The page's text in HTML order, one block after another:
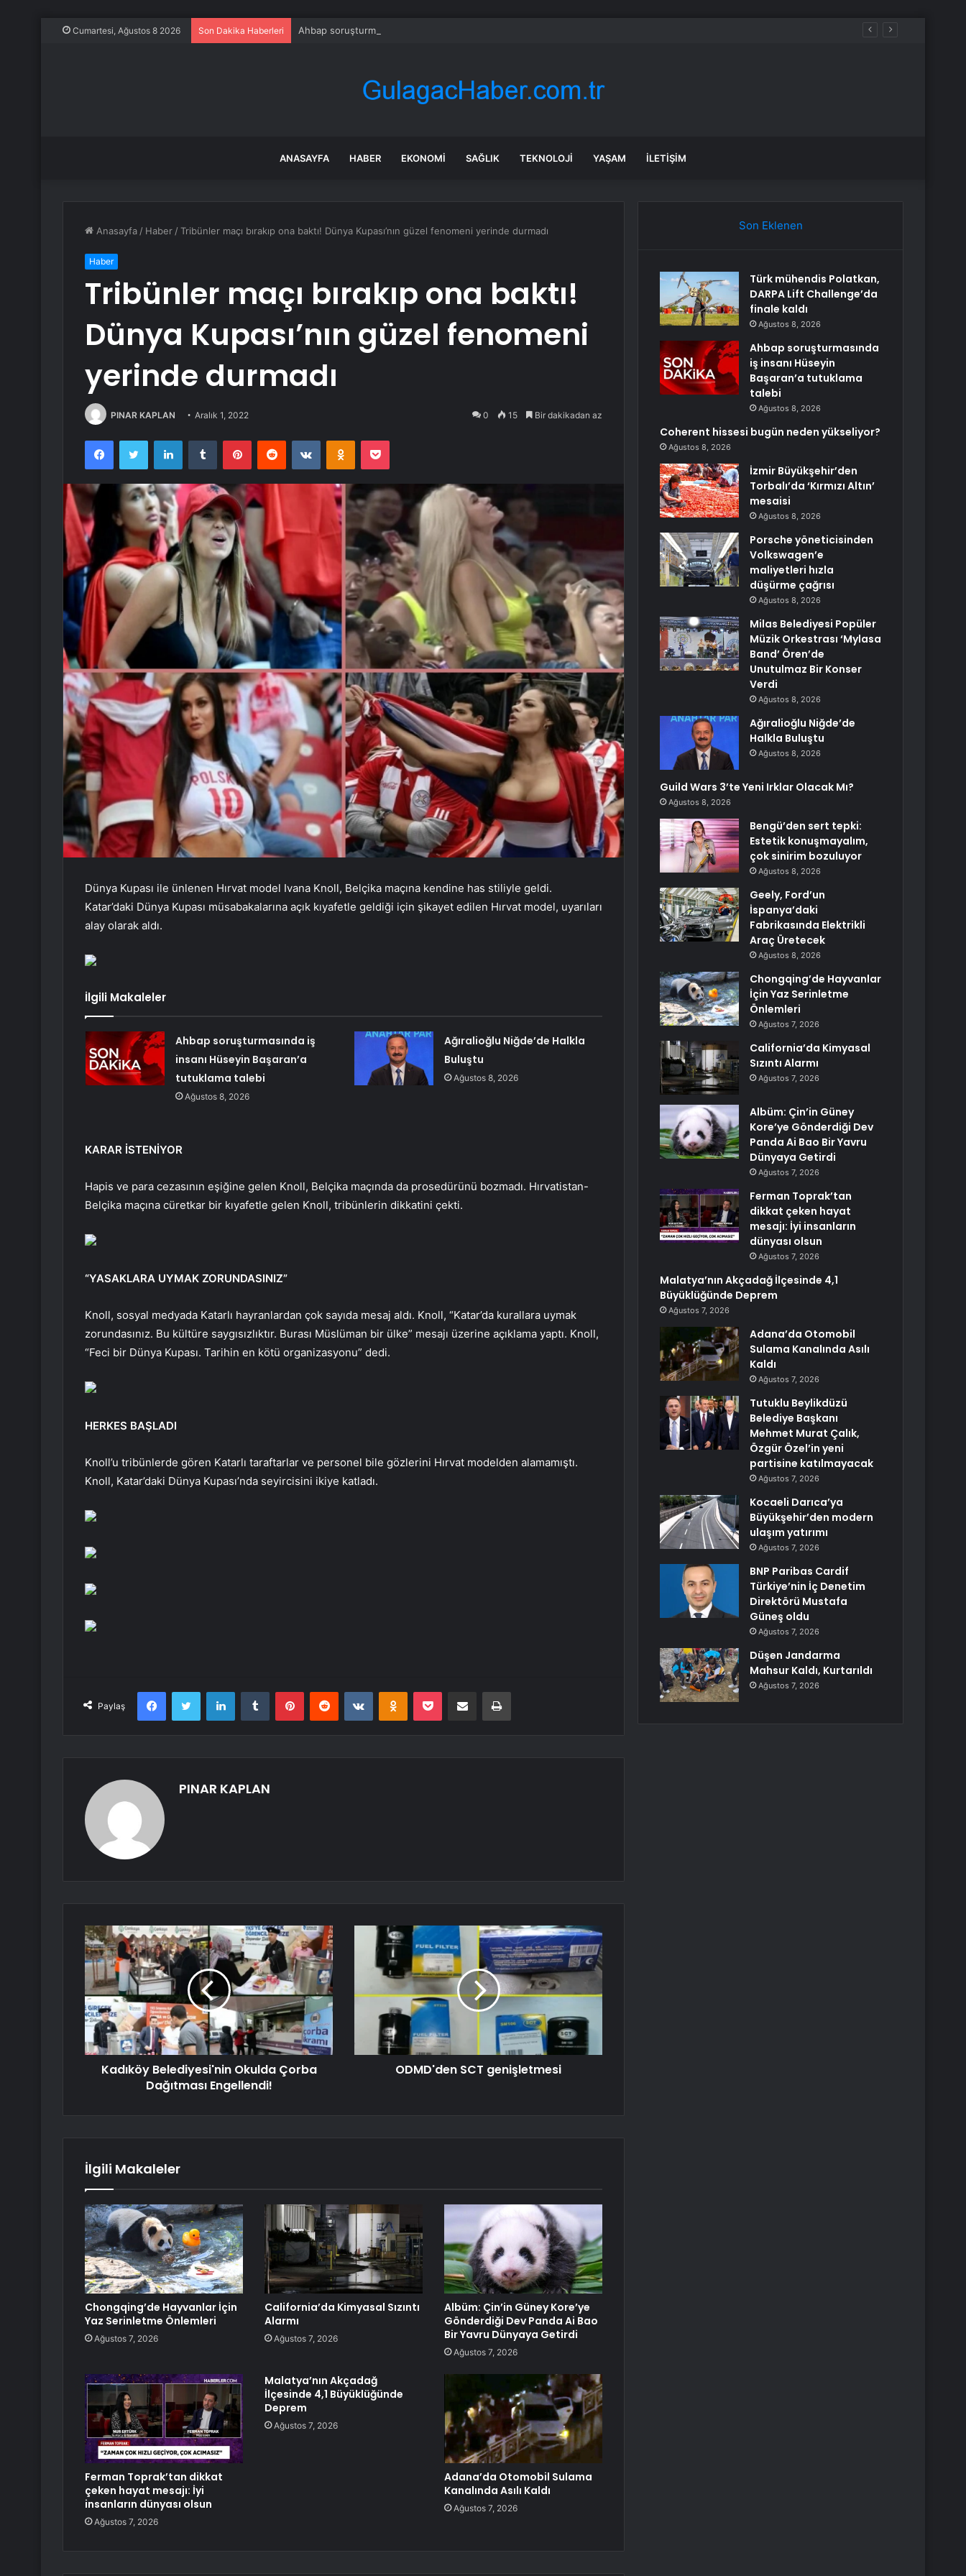
Cumartesi, Ağustos 8 2026 Son Dakika Haberleri Ahbap soruşturmasında iş insanı Hüseyin Başaran’a tutuklama talebi
ANASAYFA HABER EKONOMI SAĞLIK TEKNOLOJI YAŞAM İLETIŞIM
Anasayfa / Haber /Tribünler maçı bırakıp ona baktı! Dünya Kupası’nın güzel fenomeni yerinde durmadı
Haber
Tribünler maçı bırakıp ona baktı!
Dünya Kupası’nın güzel fenomeni
yerinde durmadı
PINAR KAPLAN Aralık 1, 2022 0 15 Bir dakikadan az
FacebookTwitter LinkedInTumblr PinterestReddit VKontakteOdnoklassniki
Pocket
Dünya Kupası ile ünlenen Hırvat model Ivana Knoll, Belçika maçına kendine has stiliyle geldi.
Katar’daki Dünya Kupası müsabakalarına açık kıyafetle geldiği için şikayet edilen Hırvat model, uyarıları
alay olarak aldı.
İlgili Makaleler
Ahbap soruşturmasında iş
insanı Hüseyin Başaran’a
tutuklama talebi
Ağustos 8, 2026
Ağıralioğlu Niğde’de Halkla
Buluştu
Ağustos 8, 2026
KARAR İSTENİYOR
Hapis ve para cezasının eşiğine gelen Knoll, Belçika maçında da prosedürünü bozmadı. Hırvatistan-
Belçika maçına cüretkar bir kıyafetle gelen Knoll, tribünlerin dikkatini çekti.
“YASAKLARA UYMAK ZORUNDASINIZ”
Knoll, sosyal medyada Katarlı hayranlardan çok sayıda mesaj aldı. Knoll, “Katar’da kurallara uymak
zorundasınız. Bu kültüre saygısızlıktır. Burası Müslüman bir ülke” mesajı üzerine açıklama yaptı. Knoll,
“Feci bir Dünya Kupası. Tarihin en kötü organizasyonu” dedi.
HERKES BAŞLADI
Knoll’u tribünlerde gören Katarlı taraftarlar ve personel bile gözlerini Hırvat modelden alamamıştı.
Knoll, Katar’daki Dünya Kupası’nda seyircisini ikiye katladı.
Paylaş
FacebookTwitter LinkedInTumblr PinterestReddit VKontakteOdnoklassniki
Pocket E-Posta ile paylaş Yazdır
PINAR KAPLAN
Kadıköy Belediyesi'nin Okulda Çorba
Dağıtması Engellendi!
ODMD'den SCT genişletmesi
İlgili Makaleler
Chongqing’de Hayvanlar İçin
Yaz Serinletme Önlemleri
Ağustos 7, 2026
California’da Kimyasal Sızıntı
Alarmı
Ağustos 7, 2026
Albüm: Çin’in Güney Kore’ye
Gönderdiği Dev Panda Ai Bao
Bir Yavru Dünyaya Getirdi
Ağustos 7, 2026
Ferman Toprak’tan dikkat
çeken hayat mesajı: İyi
insanların dünyası olsun
Ağustos 7, 2026
Malatya’nın Akçadağ
İlçesinde 4,1 Büyüklüğünde
Deprem
Ağustos 7, 2026
Adana’da Otomobil Sulama
Kanalında Asılı Kaldı
Ağustos 7, 2026
Son Eklenen
Türk mühendis Polatkan,
DARPA Lift Challenge’da
finale kaldı
Ağustos 8, 2026
Ahbap soruşturmasında
iş insanı Hüseyin
Başaran’a tutuklama
talebi
Ağustos 8, 2026
Coherent hissesi bugün neden yükseliyor?
Ağustos 8, 2026
İzmir Büyükşehir’den
Torbalı’da ‘Kırmızı Altın’
mesaisi
Ağustos 8, 2026
Porsche yöneticisinden
Volkswagen’e
maliyetleri hızla
düşürme çağrısı
Ağustos 8, 2026
Milas Belediyesi Popüler
Müzik Orkestrası ‘Mylasa
Band’ Ören’de
Unutulmaz Bir Konser
Verdi
Ağustos 8, 2026
Ağıralioğlu Niğde’de
Halkla Buluştu
Ağustos 8, 2026
Guild Wars 3’te Yeni Irklar Olacak Mı?
Ağustos 8, 2026
Bengü’den sert tepki:
Estetik konuşmayalım,
çok sinirim bozuluyor
Ağustos 8, 2026
Geely, Ford’un
İspanya’daki
Fabrikasında Elektrikli
Araç Üretecek
Ağustos 8, 2026
Chongqing’de Hayvanlar
İçin Yaz Serinletme
Önlemleri
Ağustos 7, 2026
California’da Kimyasal
Sızıntı Alarmı
Ağustos 7, 2026
Albüm: Çin’in Güney
Kore’ye Gönderdiği Dev
Panda Ai Bao Bir Yavru
Dünyaya Getirdi
Ağustos 7, 2026
Ferman Toprak’tan
dikkat çeken hayat
mesajı: İyi insanların
dünyası olsun
Ağustos 7, 2026
Malatya’nın Akçadağ İlçesinde 4,1
Büyüklüğünde Deprem
Ağustos 7, 2026
Adana’da Otomobil
Sulama Kanalında Asılı
Kaldı
Ağustos 7, 2026
Tutuklu Beylikdüzü
Belediye Başkanı
Mehmet Murat Çalık,
Özgür Özel’in yeni
partisine katılmayacak
Ağustos 7, 2026
Kocaeli Darıca’ya
Büyükşehir’den modern
ulaşım yatırımı
Ağustos 7, 2026
BNP Paribas Cardif
Türkiye’nin İç Denetim
Direktörü Mustafa
Güneş oldu
Ağustos 7, 2026
Düşen Jandarma
Mahsur Kaldı, Kurtarıldı
Ağustos 7, 2026